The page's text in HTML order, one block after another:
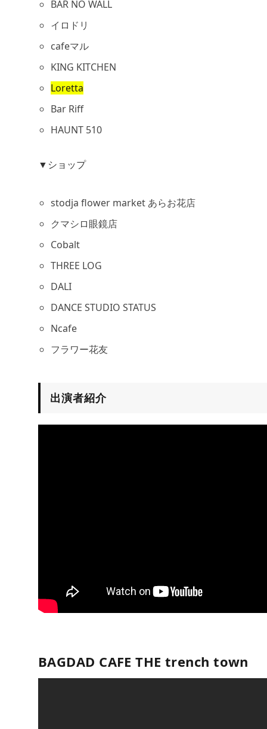
BAR NO WALL
イロドリ
cafeマル
KING KITCHEN
Loretta
Bar Riff
HAUNT 510
▼ショップ
stodja flower market あらお花店
クマシロ眼鏡店
Cobalt
THREE LOG
DALI
DANCE STUDIO STATUS
Ncafe
フラワー花友
出演者紹介
BAGDAD CAFE THE trench town